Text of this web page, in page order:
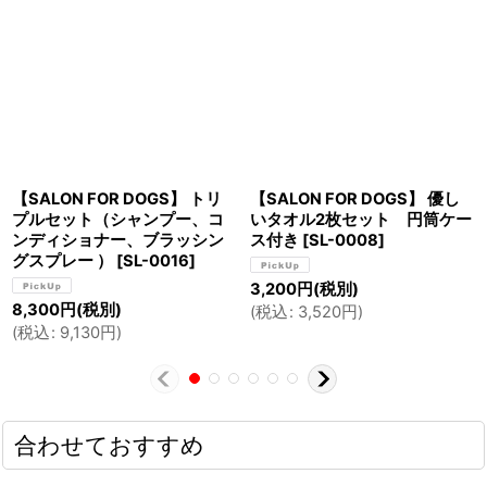
【SALON FOR DOGS】 トリ
プルセット（シャンプー、コ
ンディショナー、ブラッシン
グスプレー ）
[SL-0016]
8,300円(税別)
(税込: 9,130円)
【SALON FOR DOGS】 優し
いタオル2枚セット 円筒ケー
ス付き [SL-0008]
3,200円(税別)
(税込: 3,520円)
合わせておすすめ